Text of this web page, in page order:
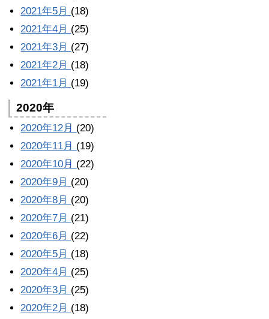
2021年5月 (18)
2021年4月 (25)
2021年3月 (27)
2021年2月 (18)
2021年1月 (19)
2020年
2020年12月 (20)
2020年11月 (19)
2020年10月 (22)
2020年9月 (20)
2020年8月 (20)
2020年7月 (21)
2020年6月 (22)
2020年5月 (18)
2020年4月 (25)
2020年3月 (25)
2020年2月 (18)